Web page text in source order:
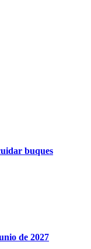
buques
de 2027